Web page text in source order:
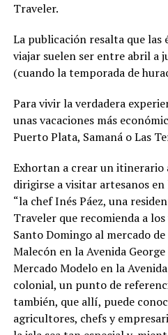
Traveler.
La publicación resalta que las
viajar suelen ser entre abril a
(cuando la temporada de
Para vivir la verdadera
unas vacaciones más
Puerto Plata, Samaná o Las
Exhortan a crear un itinerario
dirigirse a visitar artesanos
“la chef Inés Páez, una
Traveler que recomienda a
Santo Domingo al mercado
Malecón en la Avenida
Mercado Modelo en la
colonial, un punto de
también, que allí, puede
agricultores, chefs y